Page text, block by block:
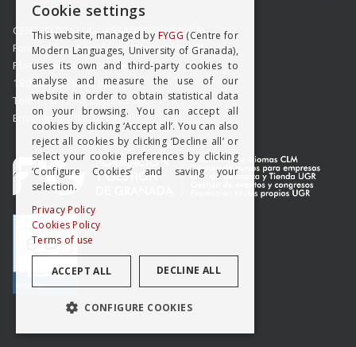
CENTRO DE LENGUAS MODERNAS (UGR)
Formación y Gestión de Granada SLMP
Placeta del Hospicio Viejo s/n
18009 GRANADA (ESPAÑA)
Teléfono: (+34) 958 215 660
Email: info@clm.ugr.es
Cookie settings
This website, managed by FYGG (Centre for
Modern Languages, University of Granada),
uses its own and third-party cookies to
analyse and measure the use of our
website in order to obtain statistical data
on your browsing. You can accept all
cookies by clicking ‘Accept all’. You can also
reject all cookies by clicking ‘Decline all’ or
select your cookie preferences by clicking
‘Configure Cookies’ and saving your
selection.
Privacy Policy
Cookies Policy
Terms of use
ACCEPT ALL DECLINE ALL
CONFIGURE COOKIES